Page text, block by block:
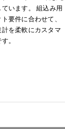
います。 組込み用
要件に合わせて、
を柔軟にカスタマ
。